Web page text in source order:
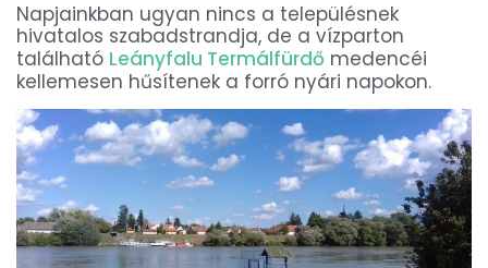
Napjainkban ugyan nincs a településnek
hivatalos szabadstrandja, de a vízparton
található Leányfalu Termálfürdő medencéi
kellemesen hűsítenek a forró nyári napokon.